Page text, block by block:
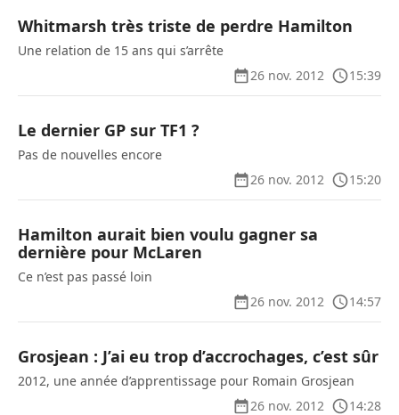
Whitmarsh très triste de perdre Hamilton
Une relation de 15 ans qui s’arrête
26 nov. 2012
15:39
Le dernier GP sur TF1 ?
Pas de nouvelles encore
26 nov. 2012
15:20
Hamilton aurait bien voulu gagner sa
dernière pour McLaren
Ce n’est pas passé loin
26 nov. 2012
14:57
Grosjean : J’ai eu trop d’accrochages, c’est sûr
2012, une année d’apprentissage pour Romain Grosjean
26 nov. 2012
14:28